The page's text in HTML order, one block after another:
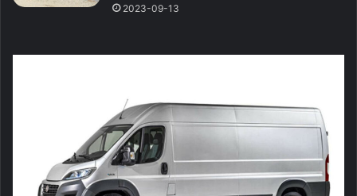
2023-09-13